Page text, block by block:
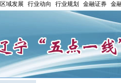
区域发展 行业动向 行业规划 金融证券 金